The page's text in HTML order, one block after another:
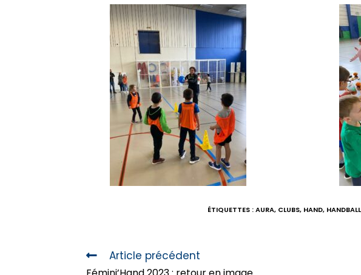
ÉTIQUETTES :AURA, CLUBS, HAND, HANDBALL
Article précédent